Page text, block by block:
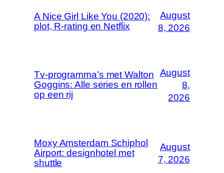
A Nice Girl Like You (2020):
plot, R-rating en Netflix
August
8, 2026
Tv-programma’s met Walton
Goggins: Alle series en rollen
op een rij
August
8,
2026
Moxy Amsterdam Schiphol
Airport: designhotel met
shuttle
August
7, 2026